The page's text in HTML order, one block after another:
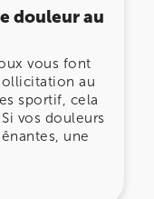
douleur au
vous font
au
sportif, cela
vos douleurs
une